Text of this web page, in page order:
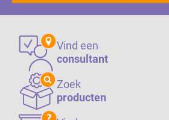
Vind een
consultant
Zoek
producten